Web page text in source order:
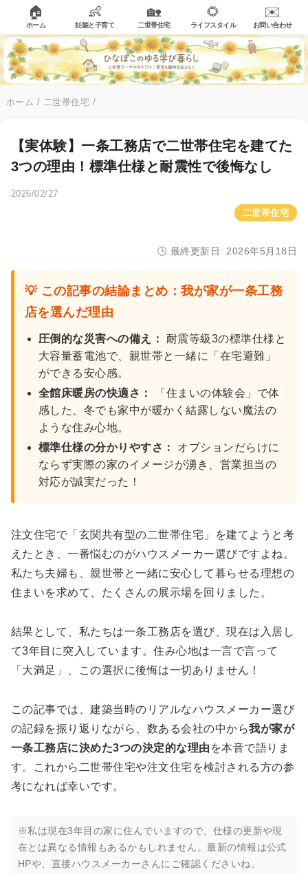
🏠
ホーム
👶
妊娠と子育て
🏡
二世帯住宅
🌻
ライフスタイル
✉️
お問い合わせ
ホーム / 二世帯住宅 /
【実体験】一条工務店で二世帯住宅を建てた
3つの理由！標準仕様と耐震性で後悔なし
2026/02/27
二世帯住宅
🕒 最終更新日: 2026年5月18日
💡 この記事の結論まとめ：我が家が一条工務
店を選んだ理由
圧倒的な災害への備え：
耐震等級3の標準仕様と
大容量蓄電池で、親世帯と一緒に「在宅避難」
ができる安心感。
全館床暖房の快適さ：
「住まいの体験会」で体
感した、冬でも家中が暖かく結露しない魔法の
ような住み心地。
標準仕様の分かりやすさ：
オプションだらけに
ならず実際の家のイメージが湧き、営業担当の
対応が誠実だった！
注文住宅で「玄関共有型の二世帯住宅」を建てようと考
えたとき、一番悩むのがハウスメーカー選びですよね。
私たち夫婦も、親世帯と一緒に安心して暮らせる理想の
住まいを求めて、たくさんの展示場を回りました。
結果として、私たちは一条工務店を選び、現在は入居し
て3年目に突入しています。住み心地は一言で言って
「大満足」、この選択に後悔は一切ありません！
この記事では、建築当時のリアルなハウスメーカー選び
の記録を振り返りながら、数ある会社の中から我が家が
一条工務店に決めた3つの決定的な理由 を本音で語りま
す。これから二世帯住宅や注文住宅を検討される方の参
考になれば幸いです。
※私は現在3年目の家に住んでいますので、仕様の更新や現
在とは異なる情報もあるかもしれません。最新の情報は公式
HPや、直接ハウスメーカーさんにご確認くださいね。